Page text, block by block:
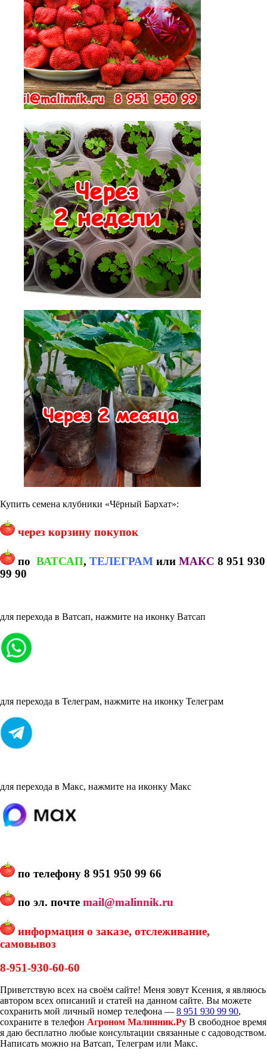
Купить семена клубники «Чёрный Бархат»:
через корзину покупок
по ВАТСАП, ТЕЛЕГРАМ или МАКС 8 951 930
99 90
для перехода в Ватсап, нажмите на иконку Ватсап
для перехода в Телеграм, нажмите на иконку Телеграм
для перехода в Макс, нажмите на иконку Макс
по телефону 8 951 950 99 66
по эл. почте mail@malinnik.ru
информация о заказе, отслеживание,
самовывоз
8-951-930-60-60
Приветствую всех на своём сайте! Меня зовут Ксения, я являюсь
автором всех описаний и статей на данном сайте. Вы можете
сохранить мой личный номер телефона — 8 951 930 99 90,
сохраните в телефон Агроном Малинник.Ру В свободное время
я даю бесплатно любые консультации связанные с садоводством.
Написать можно на Ватсап, Телеграм или Макс.